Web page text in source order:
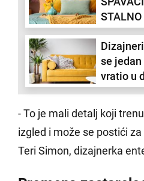
vama
se
vratio u
kao
- To je mali detalj koji
izgled i može se postići
Teri Simon, dizajnerka